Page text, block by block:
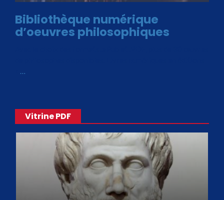
Bibliothèque numérique
d’oeuvres philosophiques
…
Vitrine PDF